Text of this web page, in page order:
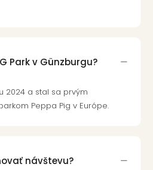
Park v Günzburgu?
2024 a stal sa prvým
Peppa Pig v Európe.
návštevu?